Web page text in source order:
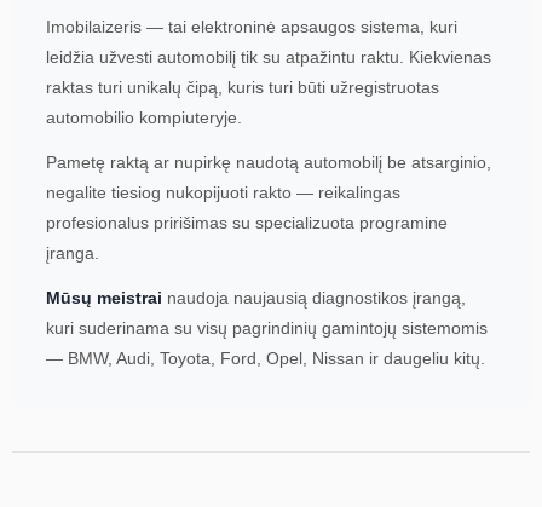
Imobilaizeris — tai elektroninė apsaugos sistema, kuri
leidžia užvesti automobilį tik su atpažintu raktu. Kiekvienas
raktas turi unikalų čipą, kuris turi būti užregistruotas
automobilio kompiuteryje.
Pametę raktą ar nupirkę naudotą automobilį be atsarginio,
negalite tiesiog nukopijuoti rakto — reikalingas
profesionalus pririšimas su specializuota programine
įranga.
Mūsų meistrai naudoja naujausią diagnostikos įrangą,
kuri suderinama su visų pagrindinių gamintojų sistemomis
— BMW, Audi, Toyota, Ford, Opel, Nissan ir daugeliu kitų.